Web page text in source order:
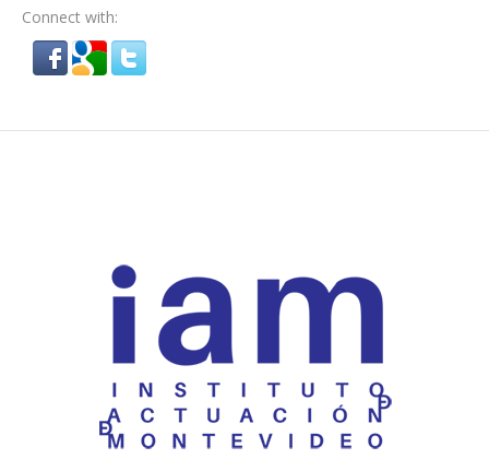
Connect with: